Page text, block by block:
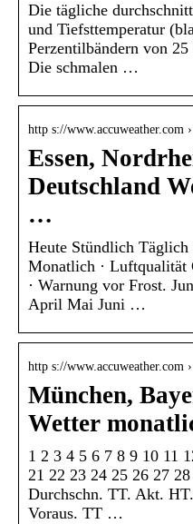
Die tägliche
und Tiefsttemperatur
Perzentilbändern von
Die schmalen …
http s://www.accuweather.com
Essen,
Deutschland
…
Heute Stündlich Täglich
Monatlich · Luftqualität
· Warnung vor Frost.
April Mai Juni …
http s://www.accuweather.com
München,
Wetter
1 2 3 4 5 6 7 8 9 10 11
21 22 23 24 25 26 27
Durchschn. TT. Akt.
Voraus. TT …